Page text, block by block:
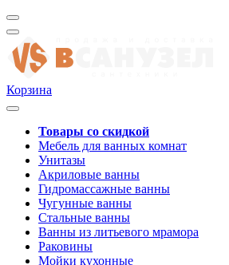
Корзина
Товары со скидкой
Мебель для ванных комнат
Унитазы
Акриловые ванны
Гидромассажные ванны
Чугунные ванны
Стальные ванны
Ванны из литьевого мрамора
Раковины
Мойки кухонные